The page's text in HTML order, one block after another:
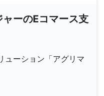
ャーのEコマース支
ーション「アグリマ